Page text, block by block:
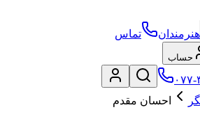
هنرمندان
تماس
حساب
احسان مقدم